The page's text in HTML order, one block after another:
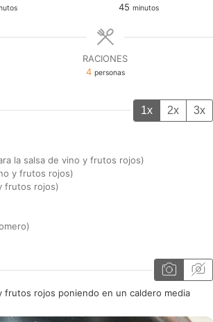
45minutos
minutos
RACIONES
4 personas
1x 2x 3x
la salsa de vino y frutos rojos)
y frutos rojos)
frutos rojos)
frutos rojos poniendo en un caldero media